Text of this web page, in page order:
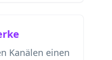
Kanälen einen